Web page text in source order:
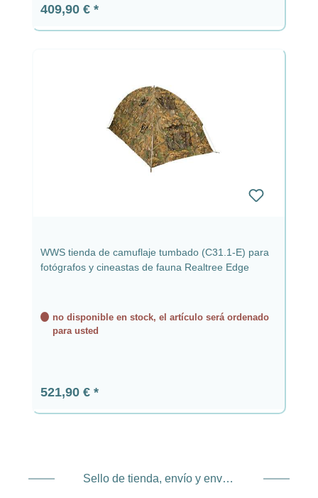
Precio normal:
409,90 €
WWS tienda de camuflaje tumbado (C31.1-E) para
fotógrafos y cineastas de fauna Realtree Edge
no disponible en stock, el artículo será ordenado
para usted
Precio normal:
521,90 €
Sello de tienda, envío y envío. Proveedor de servicios de pago